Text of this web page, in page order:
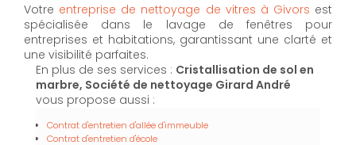
Votre entreprise de nettoyage de vitres à Givors est
spécialisée dans le lavage de fenêtres pour
entreprises et habitations, garantissant une clarté et
une visibilité parfaites.
En plus de ses services : Cristallisation de sol en
marbre, Société de nettoyage Girard André
vous propose aussi :
Contrat d'entretien d'allée d'immeuble
Contrat d'entretien d'école